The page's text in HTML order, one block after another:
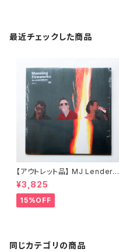
最近チェックした商品
【アウトレット品】 MJ Lenderm
an / Manning Fireworks
¥3,825
15%OFF
同じカテゴリの商品